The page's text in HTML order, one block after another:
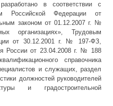
в соответствии с
Российской Федерации от
законом от 01.12.2007 г. №
организациях», Трудовым
от 30.12.2001 г. № 197-ФЗ,
России от 23.04.2008 г. № 188
справочника
и служащих, раздел
должностей руководителей
и градостроительной